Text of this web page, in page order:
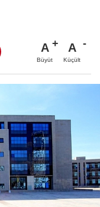
A
Büyüt
A
Küçült